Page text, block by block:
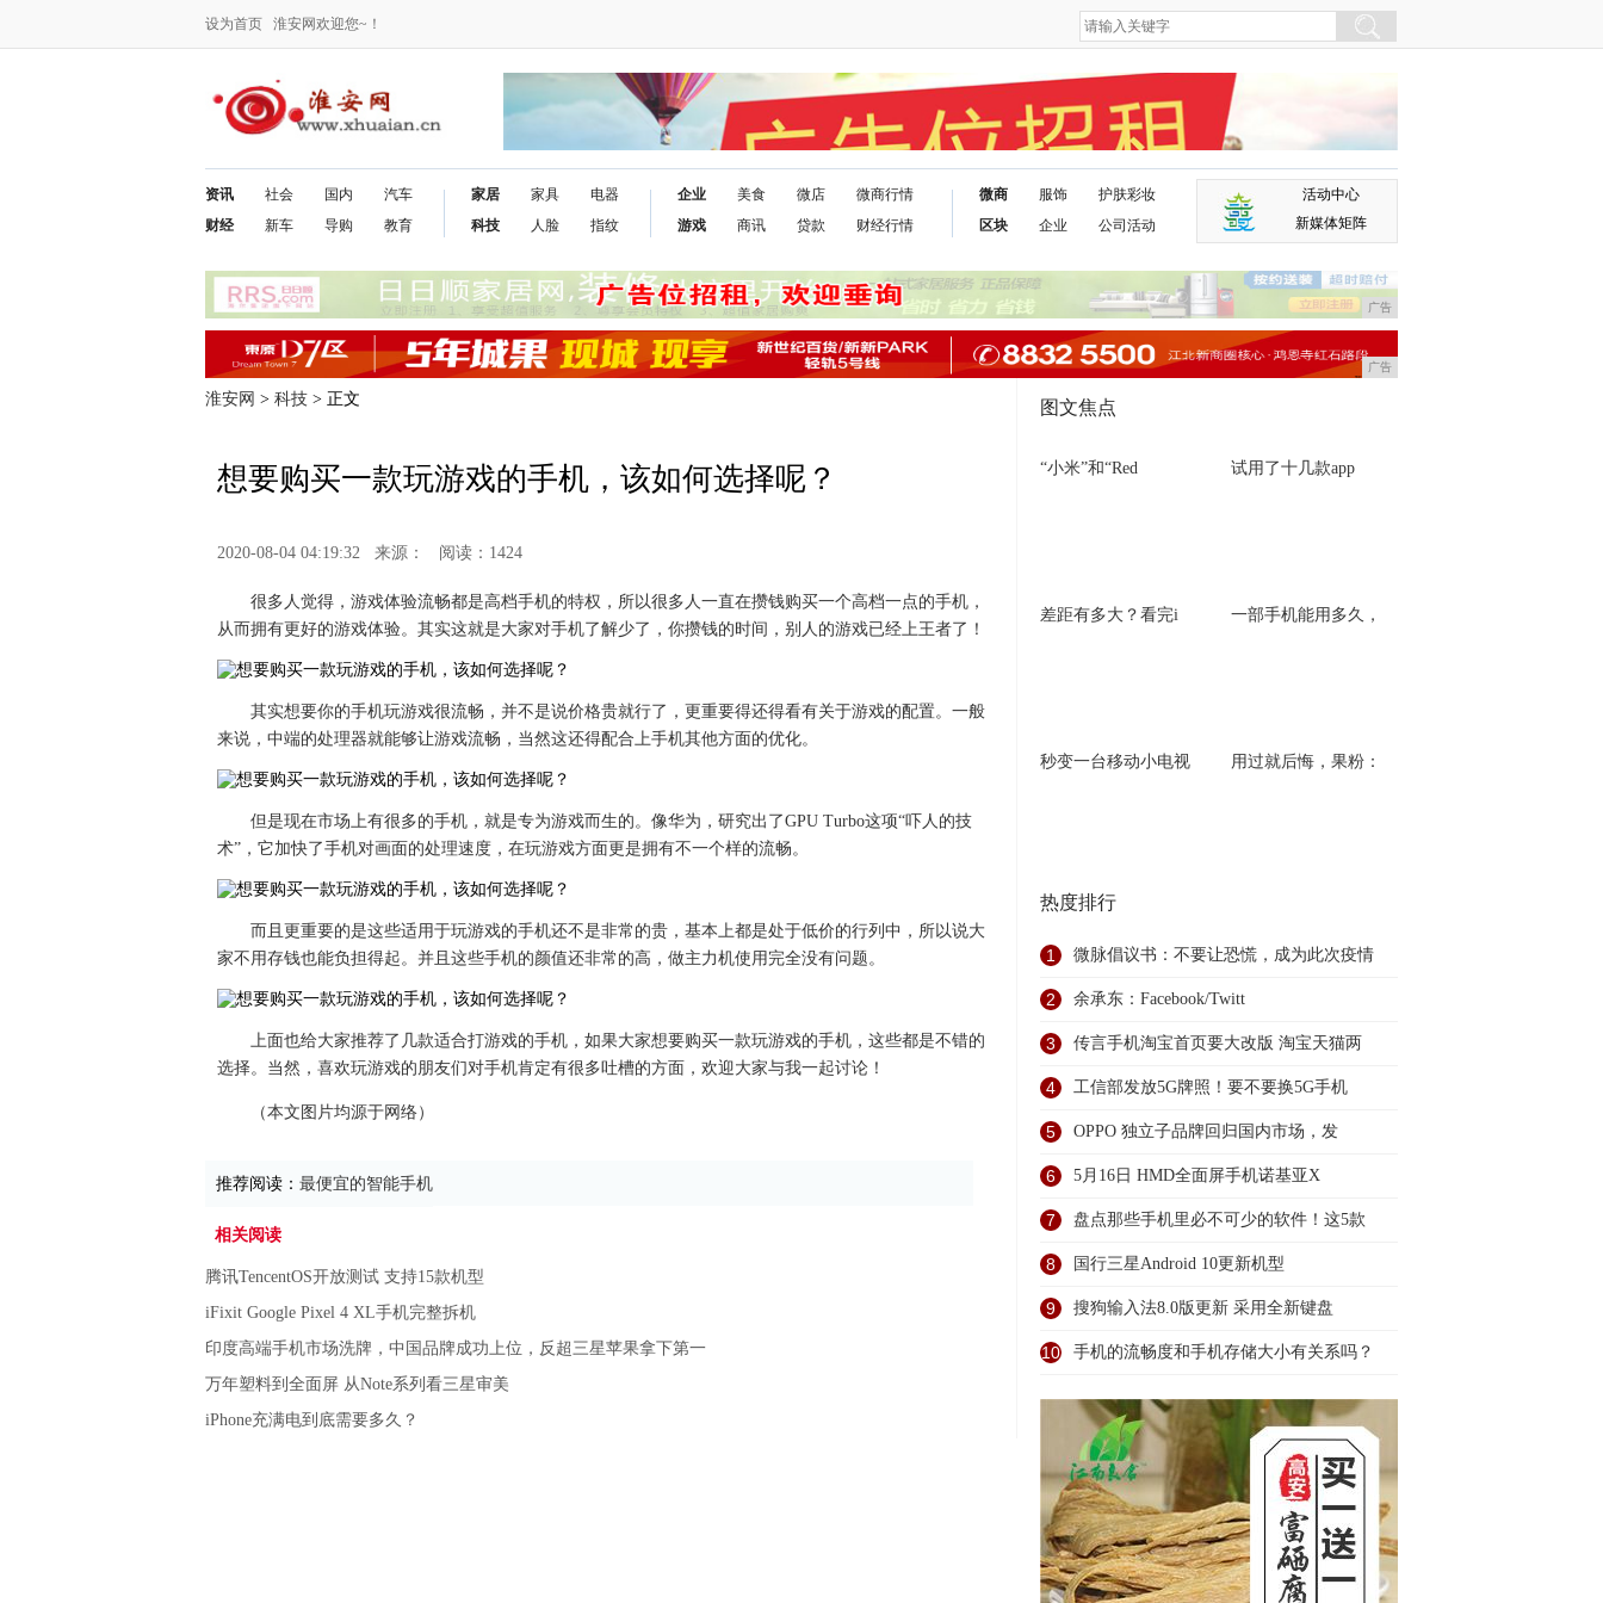
设为首页 淮安网欢迎您~！
资讯
财经
社会
新车
国内
导购
汽车
教育
家居
科技
家具
人脸
电器
指纹
企业
游戏
美食
商讯
微店
贷款
微商行情
财经行情
微商
区块
服饰
企业
护肤彩妆
公司活动
活动中心
新媒体矩阵
广告
广告
淮安网 > 科技 > 正文
想要购买一款玩游戏的手机，该如何选择呢？
2020-08-04 04:19:32 来源： 阅读：1424
很多人觉得，游戏体验流畅都是高档手机的特权，所以很多人一直在攒钱购买一个高档一点的手机，
从而拥有更好的游戏体验。其实这就是大家对手机了解少了，你攒钱的时间，别人的游戏已经上王者了！
其实想要你的手机玩游戏很流畅，并不是说价格贵就行了，更重要得还得看有关于游戏的配置。一般
来说，中端的处理器就能够让游戏流畅，当然这还得配合上手机其他方面的优化。
但是现在市场上有很多的手机，就是专为游戏而生的。像华为，研究出了GPU Turbo这项“吓人的技
术”，它加快了手机对画面的处理速度，在玩游戏方面更是拥有不一个样的流畅。
而且更重要的是这些适用于玩游戏的手机还不是非常的贵，基本上都是处于低价的行列中，所以说大
家不用存钱也能负担得起。并且这些手机的颜值还非常的高，做主力机使用完全没有问题。
上面也给大家推荐了几款适合打游戏的手机，如果大家想要购买一款玩游戏的手机，这些都是不错的
选择。当然，喜欢玩游戏的朋友们对手机肯定有很多吐槽的方面，欢迎大家与我一起讨论！
（本文图片均源于网络）
推荐阅读： 最便宜的智能手机
相关阅读
腾讯TencentOS开放测试 支持15款机型
iFixit Google Pixel 4 XL手机完整拆机
印度高端手机市场洗牌，中国品牌成功上位，反超三星苹果拿下第一
万年塑料到全面屏 从Note系列看三星审美
iPhone充满电到底需要多久？
图文焦点
“小米”和“Red 试用了十几款app
差距有多大？看完i 一部手机能用多久，
秒变一台移动小电视 用过就后悔，果粉：
热度排行
1 微脉倡议书：不要让恐慌，成为此次疫情
2 余承东：Facebook/Twitt
3 传言手机淘宝首页要大改版 淘宝天猫两
4 工信部发放5G牌照！要不要换5G手机
5 OPPO 独立子品牌回归国内市场，发
6 5月16日 HMD全面屏手机诺基亚X
7 盘点那些手机里必不可少的软件！这5款
8 国行三星Android 10更新机型
9 搜狗输入法8.0版更新 采用全新键盘
10 手机的流畅度和手机存储大小有关系吗？